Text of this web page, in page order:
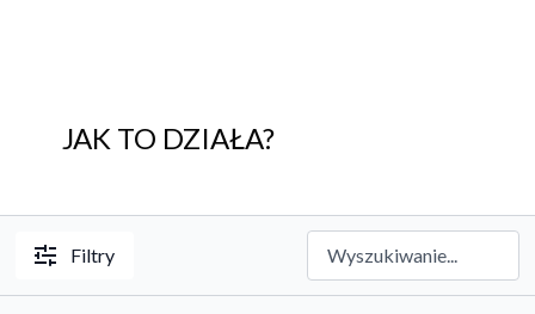
JAK TO DZIAŁA?
Filtry